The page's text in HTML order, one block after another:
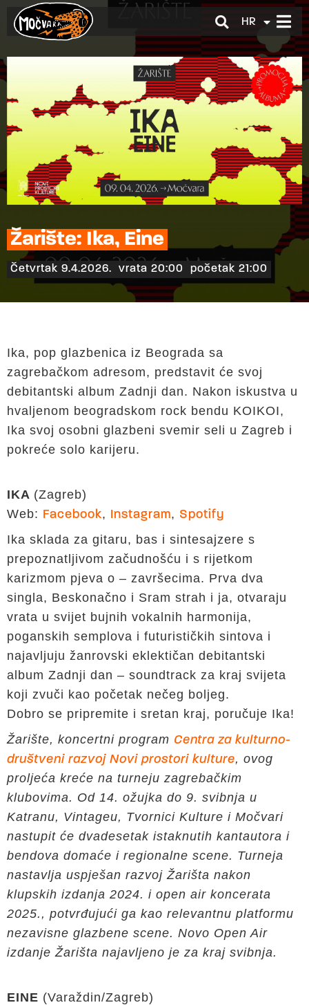
HR
EN
Žarište: Ika, Eine
Četvrtak 9.4.2026. vrata 20:00 početak 21:00
Ika, pop glazbenica iz Beograda sa
zagrebačkom adresom, predstavit će svoj
debitantski album Zadnji dan. Nakon iskustva u
hvaljenom beogradskom rock bendu KOIKOI,
Ika svoj osobni glazbeni svemir seli u Zagreb i
pokreće solo karijeru.
IKA (Zagreb)
Web: Facebook, Instagram, Spotify
Ika sklada za gitaru, bas i sintesajzere s
prepoznatljivom začudnošću i s rijetkom
karizmom pjeva o – završecima. Prva dva
singla, Beskonačno i Sram strah i ja, otvaraju
vrata u svijet bujnih vokalnih harmonija,
poganskih semplova i futurističkih sintova i
najavljuju žanrovski eklektičan debitantski
album Zadnji dan – soundtrack za kraj svijeta
koji zvuči kao početak nečeg boljeg.
Dobro se pripremite i sretan kraj, poručuje Ika!
Žarište, koncertni program Centra za kulturno-
društveni razvoj Novi prostori kulture, ovog
proljeća kreće na turneju zagrebačkim
klubovima. Od 14. ožujka do 9. svibnja u
Katranu, Vintageu, Tvornici Kulture i Močvari
nastupit će dvadesetak istaknutih kantautora i
bendova domaće i regionalne scene. Turneja
nastavlja uspješan razvoj Žarišta nakon
klupskih izdanja 2024. i open air koncerata
2025., potvrđujući ga kao relevantnu platformu
nezavisne glazbene scene. Novo Open Air
izdanje Žarišta najavljeno je za kraj svibnja.
EINE (Varaždin/Zagreb)